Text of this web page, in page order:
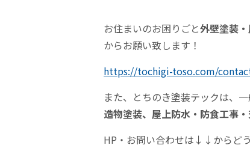
お住まいのお困りごと外壁塗装
からお願い致します！
https://tochigi-toso.com/
また、とちのき塗装テックは、
造物塗装、屋上防水・防食工事
HP・お問い合わせは↓↓からどう